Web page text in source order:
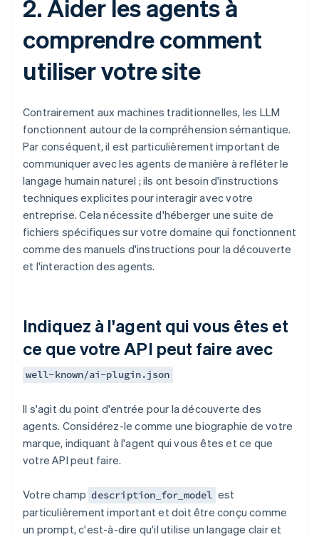
2. Aider les agents à
comprendre comment
utiliser votre site
Contrairement aux machines traditionnelles, les LLM
fonctionnent autour de la compréhension sémantique.
Par conséquent, il est particulièrement important de
communiquer avec les agents de manière à refléter le
langage humain naturel ; ils ont besoin d'instructions
techniques explicites pour interagir avec votre
entreprise. Cela nécessite d'héberger une suite de
fichiers spécifiques sur votre domaine qui fonctionnent
comme des manuels d'instructions pour la découverte
et l'interaction des agents.
Indiquez à l'agent qui vous êtes et
ce que votre API peut faire avec
well-known/ai-plugin.json
Il s'agit du point d'entrée pour la découverte des
agents. Considérez-le comme une biographie de votre
marque, indiquant à l'agent qui vous êtes et ce que
votre API peut faire.
Votre champ description_for_model est
particulièrement important et doit être conçu comme
un prompt, c'est-à-dire qu'il utilise un langage clair et